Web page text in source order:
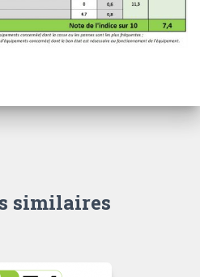
similaires